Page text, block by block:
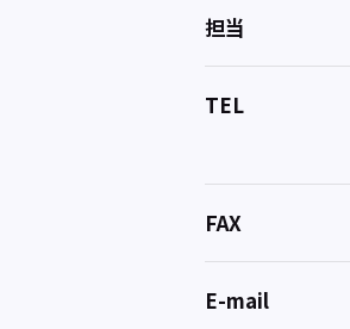
担当
TEL
FAX
E-mail